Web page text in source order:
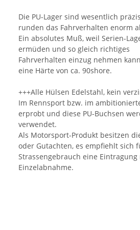
Die PU-Lager sind wesentlich
runden das Fahrverhalten enorm
Ein absolutes Muß, weil Serien-
ermüden und so gleich richtiges
Fahrverhalten einzug nehmen
eine Härte von ca. 90shore.
+++Alle Hülsen Edelstahl, kein
Im Rennsport bzw. im
erprobt und diese PU-Buchsen
verwendet.
Als Motorsport-Produkt besitzen
oder Gutachten, es empfiehlt sich
Strassengebrauch eine Eintragung
Einzelabnahme.